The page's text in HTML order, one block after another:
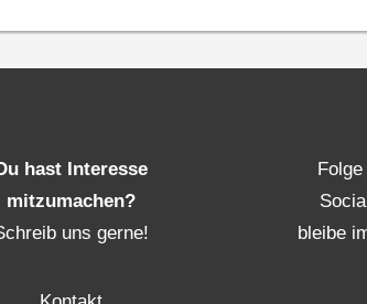
hast Interesse
mitzumachen?
uns gerne!
bleibe